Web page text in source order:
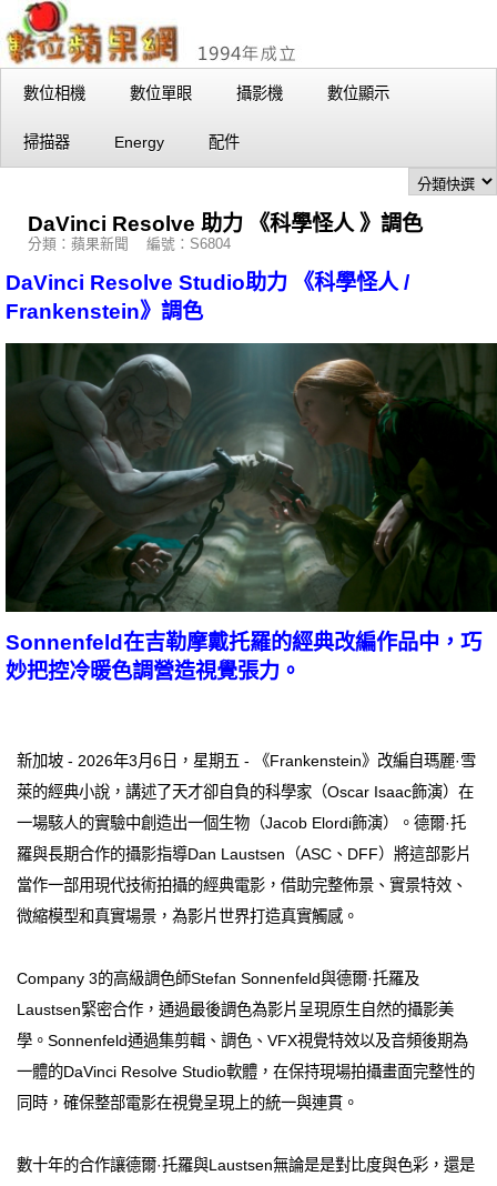
數位相機 數位單眼 攝影機 數位顯示
掃描器 Energy 配件
DaVinci Resolve 助力 《科學怪人 》調色
分類：蘋果新聞 編號：S6804
DaVinci Resolve Studio助力 《科學怪人 /
Frankenstein》調色
Sonnenfeld在吉勒摩戴托羅的經典改編作品中，巧
妙把控冷暖色調營造視覺張力。
新加坡 - 2026年3月6日，星期五 - 《Frankenstein》改編自瑪麗·雪
萊的經典小說，講述了天才卻自負的科學家（Oscar Isaac飾演）在
一場駭人的實驗中創造出一個生物（Jacob Elordi飾演）。德爾·托
羅與長期合作的攝影指導Dan Laustsen（ASC、DFF）將這部影片
當作一部用現代技術拍攝的經典電影，借助完整佈景、實景特效、
微縮模型和真實場景，為影片世界打造真實觸感。
Company 3的高級調色師Stefan Sonnenfeld與德爾·托羅及
Laustsen緊密合作，通過最後調色為影片呈現原生自然的攝影美
學。Sonnenfeld通過集剪輯、調色、VFX視覺特效以及音頻後期為
一體的DaVinci Resolve Studio軟體，在保持現場拍攝畫面完整性的
同時，確保整部電影在視覺呈現上的統一與連貫。
數十年的合作讓德爾·托羅與Laustsen無論是是對比度與色彩，還是